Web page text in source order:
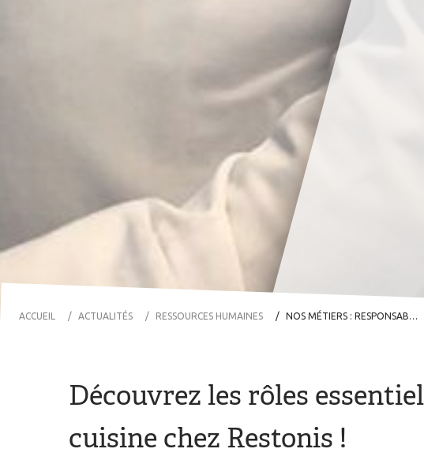
ACCUEIL ACTUALITÉS RESSOURCES HUMAINES NOS MÉTIERS : RESPONSABLE DE RESTAURANTS ET CHEF DE CUISINE
Découvrez les rôles
cuisine chez Restonis !